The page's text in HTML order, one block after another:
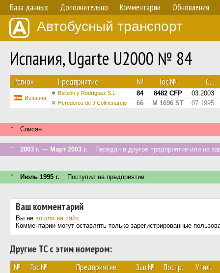
База данных Дополнительно Комментарии Обновления
Автобусный транспорт
Испания, Ugarte U2000 № 84
Регион Предприятие № Гос.№ С...
Испания
Belizón y Rodríguez S.L. 84 8482 CFP 03.2003
Herederos de J.Colmenarejo 66 M 1696 ST 07.1995
↑ Списан
↑ 2003 г. — Март 2003 г. Передан в другое предприятие или на
↑ Июль 1995 г. Поступил на предприятие
Ваш комментарий
Вы не вошли на сайт.
Комментарии могут оставлять только зарегистрированные
Другие ТС с этим номером:
№ Гос.№ Предприятие Зав.№ Постр. Утил.